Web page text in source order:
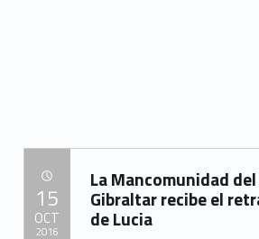
La Mancomunidad
Gibraltar recibe el
de Lucia
POSTED ON:15
OCT
2016